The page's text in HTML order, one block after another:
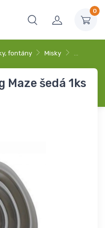
0
fontány Misky …
Maze šedá 1ks